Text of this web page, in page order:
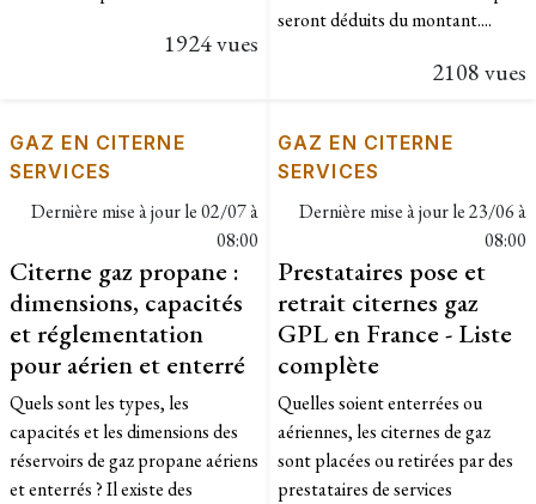
1924 vues
seront déduits du montant....
2108 vues
GAZ EN CITERNE
SERVICES
Dernière mise à jour le02/07 à
08:00
Citerne gaz propane :
dimensions, capacités
et réglementation
pour aérien et enterré
Quels sont les types, les
capacités et les dimensions des
réservoirs de gaz propane aériens
et enterrés ? Il existe des
GAZ EN CITERNE
SERVICES
Dernière mise à jour le23/06 à
08:00
Prestataires pose et
retrait citernes gaz
GPL en France - Liste
complète
Quelles soient enterrées ou
aériennes, les citernes de gaz
sont placées ou retirées par des
prestataires de services